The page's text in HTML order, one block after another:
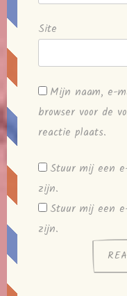
Site
Mijn naam, e-
browser voor de
reactie plaats.
Stuur mij een
zijn.
Stuur mij een
zijn.